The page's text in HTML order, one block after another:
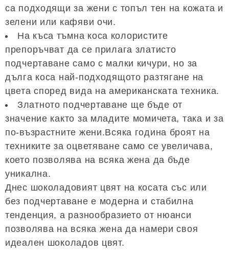
са подходящи за жени с топъл тен на кожата и
зелени или кафяви очи.
На къса тъмна коса колористите
препоръчват да се прилага златисто
подчертаване само с малки кичури, но за
дълга коса най-подходящото разтягане на
цвета според вида на американската техника.
Златното подчертаване ще бъде от
значение както за младите момичета, така и за
по-възрастните жени.Всяка година броят на
техниките за оцветяване само се увеличава,
което позволява на всяка жена да бъде
уникална.
Днес шоколадовият цвят на косата със или
без подчертаване е модерна и стабилна
тенденция, а разнообразието от нюанси
позволява на всяка жена да намери своя
идеален шоколадов цвят.